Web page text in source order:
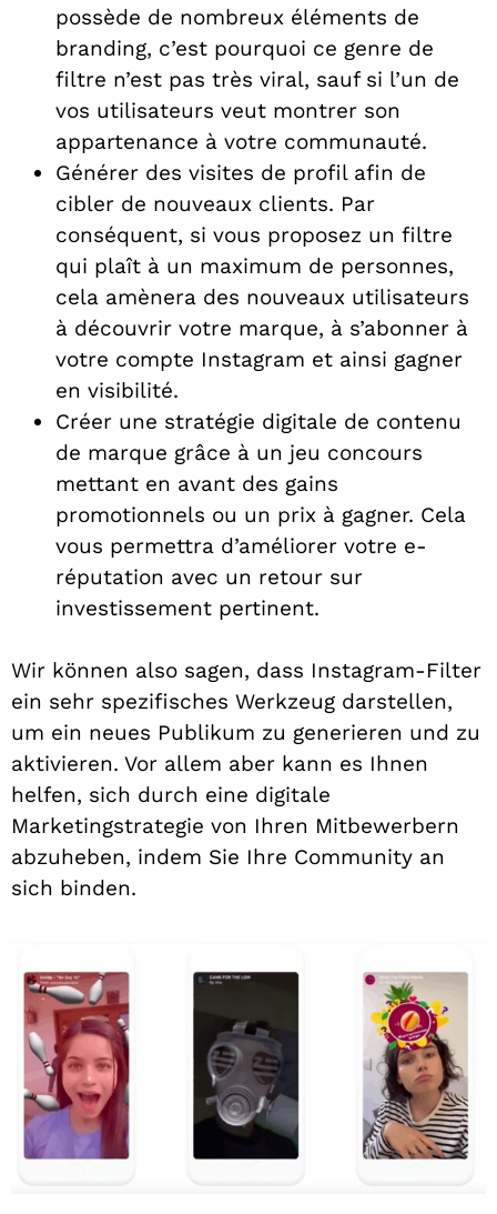
possède de nombreux éléments de
branding, c’est pourquoi ce genre de
filtre n’est pas très viral, sauf si l’un de
vos utilisateurs veut montrer son
appartenance à votre communauté.
Générer des visites de profil afin de
cibler de nouveaux clients. Par
conséquent, si vous proposez un filtre
qui plaît à un maximum de personnes,
cela amènera des nouveaux utilisateurs
à découvrir votre marque, à s’abonner à
votre compte Instagram et ainsi gagner
en visibilité.
Créer une stratégie digitale de contenu
de marque grâce à un jeu concours
mettant en avant des gains
promotionnels ou un prix à gagner. Cela
vous permettra d’améliorer votre e-
réputation avec un retour sur
investissement pertinent.
Wir können also sagen, dass Instagram-Filter
ein sehr spezifisches Werkzeug darstellen,
um ein neues Publikum zu generieren und zu
aktivieren. Vor allem aber kann es Ihnen
helfen, sich durch eine digitale
Marketingstrategie von Ihren Mitbewerbern
abzuheben, indem Sie Ihre Community an
sich binden.